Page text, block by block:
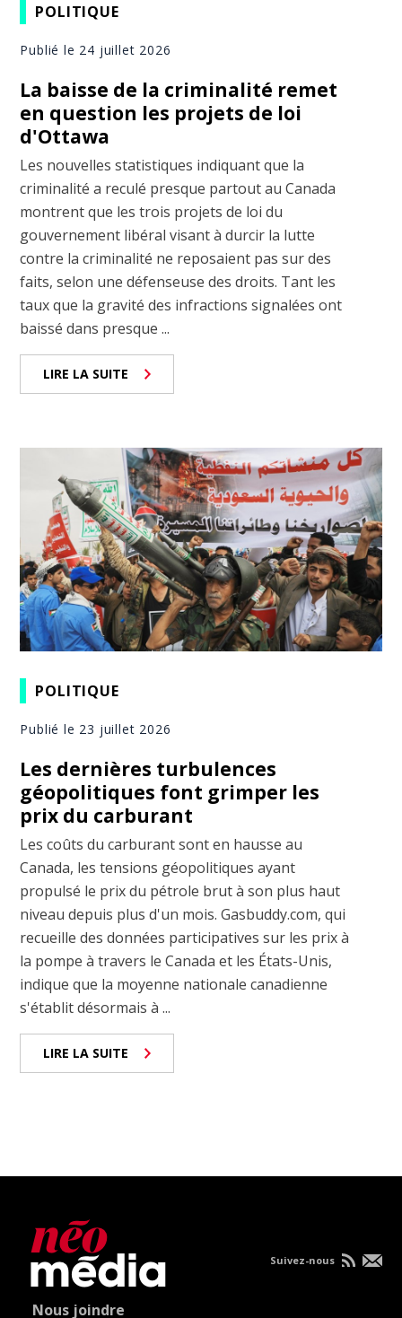
POLITIQUE
Publié le 24 juillet 2026
La baisse de la criminalité remet
en question les projets de loi
d'Ottawa
Les nouvelles statistiques indiquant que la
criminalité a reculé presque partout au Canada
montrent que les trois projets de loi du
gouvernement libéral visant à durcir la lutte
contre la criminalité ne reposaient pas sur des
faits, selon une défenseuse des droits. Tant les
taux que la gravité des infractions signalées ont
baissé dans presque ...
LIRE LA SUITE
POLITIQUE
Publié le 23 juillet 2026
Les dernières turbulences
géopolitiques font grimper les
prix du carburant
Les coûts du carburant sont en hausse au
Canada, les tensions géopolitiques ayant
propulsé le prix du pétrole brut à son plus haut
niveau depuis plus d'un mois. Gasbuddy.com, qui
recueille des données participatives sur les prix à
la pompe à travers le Canada et les États-Unis,
indique que la moyenne nationale canadienne
s'établit désormais à ...
LIRE LA SUITE
Nous joindre
Suivez-nous